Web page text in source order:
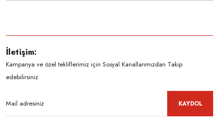
İletişim:
Kampanya ve özel tekliflerimiz için Sosyal Kanallarımızdan Takip
edebilirsiniz
KAYDOL